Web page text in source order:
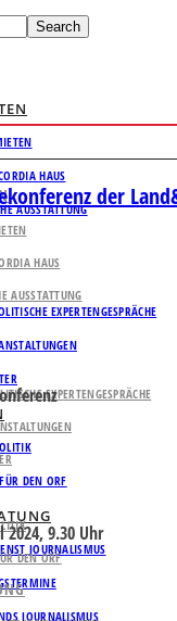
Search
HAUS
AUSSTATTUNG
EXPERTENGESPRÄCHE
DEN ORF
JOURNALISMUS
JOURNALISMUS
HAUS
AUSSTATTUNG
EXPERTENGESPRÄCHE
DEN ORF
der
2024, 9.30 Uhr